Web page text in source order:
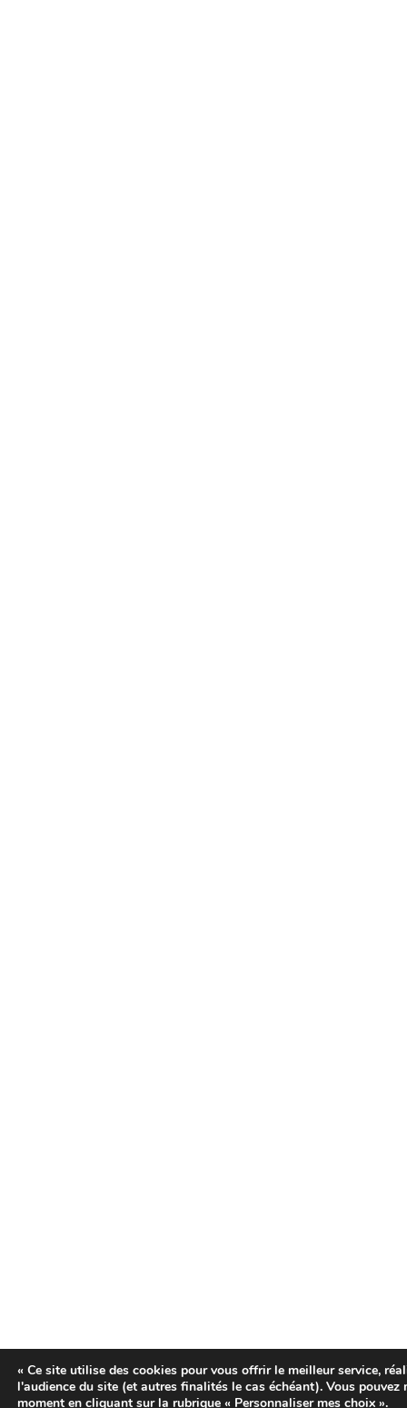
« Ce site utilise des cookies pour vous offrir le meilleur service,
l'audience du site (et autres finalités le cas échéant). Vous
moment en cliquant sur la rubrique « Personnaliser mes choix ».